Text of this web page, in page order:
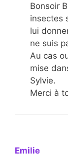
Bonsoir
insectes
lui
ne suis
Au cas
mise
Sylvie.
Merci à
Emilie